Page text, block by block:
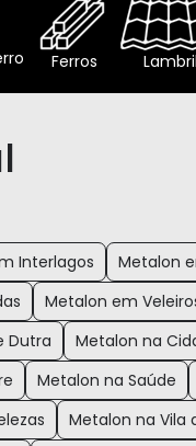
Ferros Lambril
Interlagos Metalon
Metalon em
Dutra Metalon na
Metalon na Saúde
Metalon na Vila